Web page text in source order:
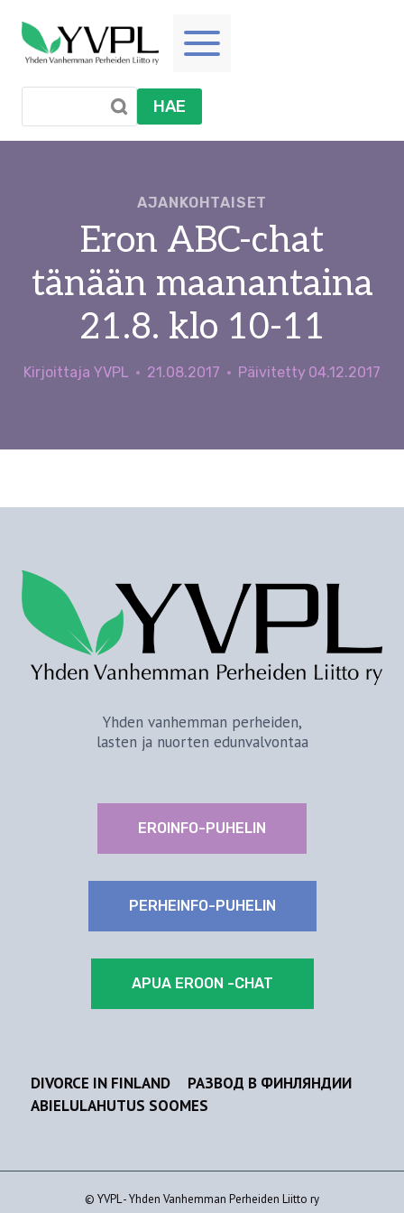
sisältöön
HAE
AJANKOHTAISET
Eron ABC-chat
tänään maanantaina
21.8. klo 10-11
Kirjoittaja YVPL 21.08.2017 Päivitetty 04.12.2017
Yhden vanhemman perheiden,
lasten ja nuorten edunvalvontaa
EROINFO-PUHELIN
PERHEINFO-PUHELIN
APUA EROON -CHAT
DIVORCE IN FINLAND
РАЗВОД В ФИНЛЯНДИИ
ABIELULAHUTUS SOOMES
© YVPL - Yhden Vanhemman Perheiden Liitto ry